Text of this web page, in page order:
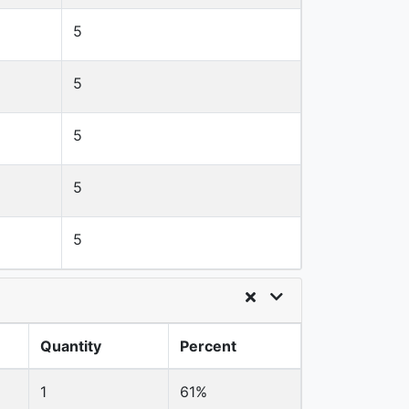
5
5
5
5
5
Quantity Percent
1 61%